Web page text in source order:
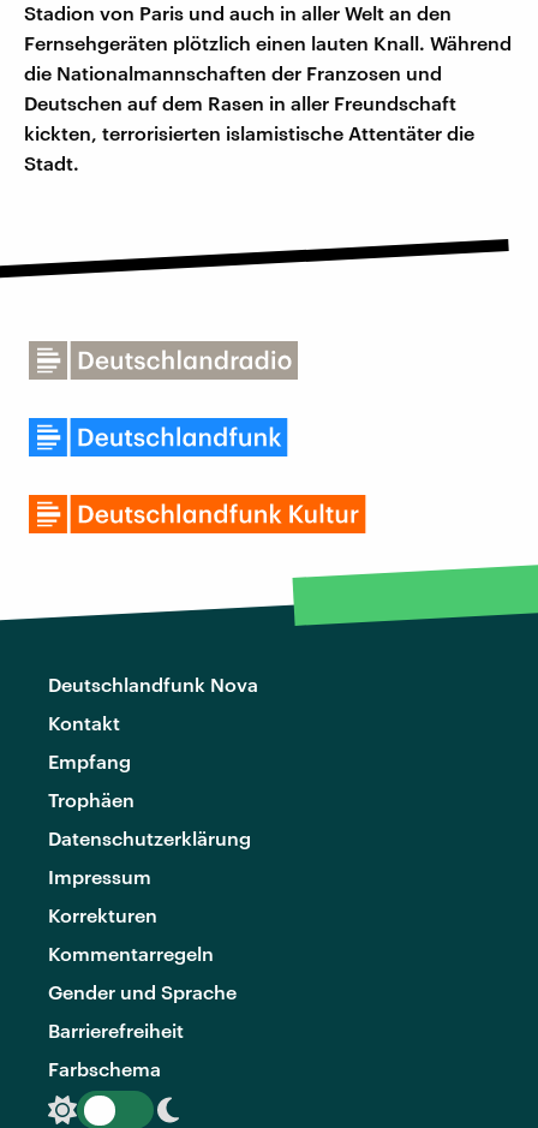
Stadion von Paris und auch in aller Welt an den
Fernsehgeräten plötzlich einen lauten Knall. Während
die Nationalmannschaften der Franzosen und
Deutschen auf dem Rasen in aller Freundschaft
kickten, terrorisierten islamistische Attentäter die
Stadt.
Deutschlandfunk Nova
Kontakt
Empfang
Trophäen
Datenschutzerklärung
Impressum
Korrekturen
Kommentarregeln
Gender und Sprache
Barrierefreiheit
Farbschema